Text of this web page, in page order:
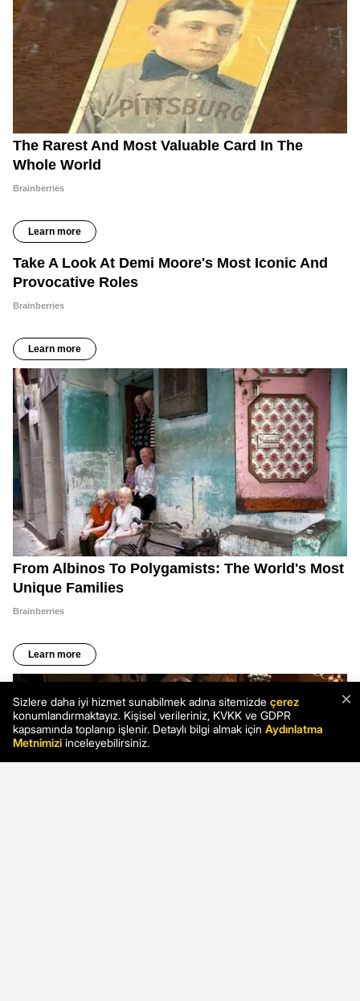
×
Sizlere daha iyi hizmet sunabilmek adına sitemizde çerez
konumlandırmaktayız. Kişisel verileriniz, KVKK ve GDPR
kapsamında toplanıp işlenir. Detaylı bilgi almak için Aydınlatma
Metnimizi inceleyebilirsiniz.